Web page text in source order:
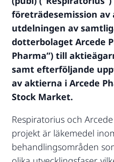
företrädesemission av
utdelningen av
dotterbolaget Arcede
Pharma”) till
samt efterföljande
av aktierna i Arcede
Stock Market.
Respiratorius och
projekt är läkemedel
behandlingsområden